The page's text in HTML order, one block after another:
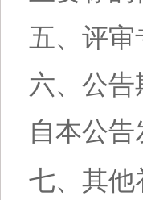
五、评
六、公告
自本公
七、其他